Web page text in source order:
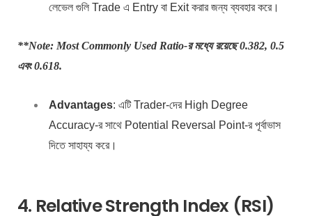
লেভেল গুলি Trade এ Entry বা Exit করার জন্য ব্যবহার করে।
**Note: Most Commonly Used Ratio-র মধ্যে রয়েছে 0.382, 0.5
এবং 0.618.
Advantages: এটি Trader-দের High Degree
Accuracy-র সাথে Potential Reversal Point-র পূর্বাভাস
দিতে সাহায্য করে।
4. Relative Strength Index (RSI)